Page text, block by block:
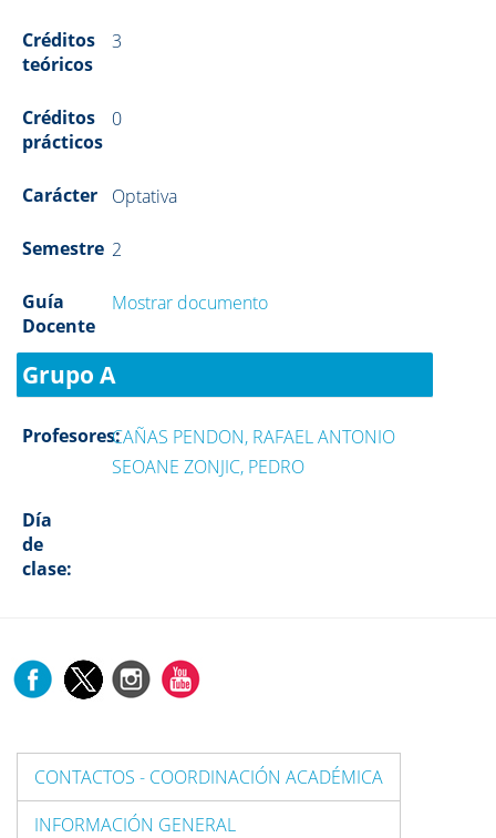
Créditos
teóricos
3
Créditos
prácticos
0
Carácter Optativa
Semestre 2
Guía
Docente
Mostrar documento
Grupo A
Profesores:CAÑAS PENDON, RAFAEL ANTONIO
SEOANE ZONJIC, PEDRO
Día
de
clase:
CONTACTOS - COORDINACIÓN ACADÉMICA
INFORMACIÓN GENERAL